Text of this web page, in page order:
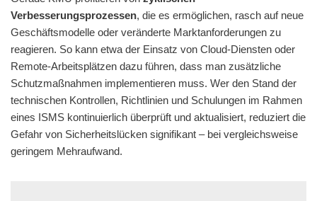
Verbesserungsprozessen, die es ermöglichen, rasch auf neue
Geschäftsmodelle oder veränderte Marktanforderungen zu
reagieren. So kann etwa der Einsatz von Cloud-Diensten oder
Remote-Arbeitsplätzen dazu führen, dass man zusätzliche
Schutzmaßnahmen implementieren muss. Wer den Stand der
technischen Kontrollen, Richtlinien und Schulungen im Rahmen
eines ISMS kontinuierlich überprüft und aktualisiert, reduziert die
Gefahr von Sicherheitslücken signifikant – bei vergleichsweise
geringem Mehraufwand.